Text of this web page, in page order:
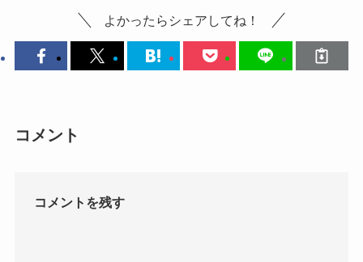
よかったらシェアしてね！
コメント
コメントを残す